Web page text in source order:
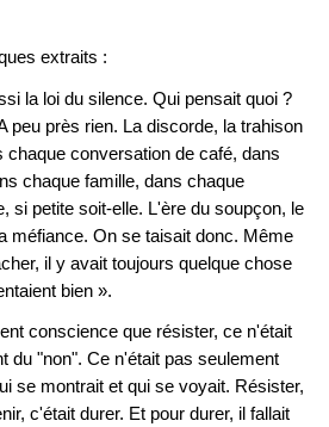
extraits :
la loi du silence. Qui pensait quoi ?
peu près rien. La discorde, la trahison
chaque conversation de café, dans
chaque famille, dans chaque
si petite soit-elle. L'ère du soupçon, le
méfiance. On se taisait donc. Même
il y avait toujours quelque chose
bien ».
conscience que résister, ce n'était
du "non". Ce n'était pas seulement
se montrait et qui se voyait. Résister,
c'était durer. Et pour durer, il fallait